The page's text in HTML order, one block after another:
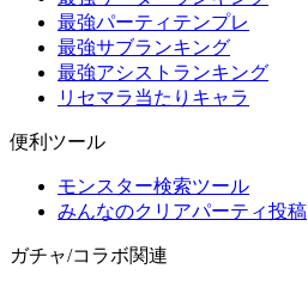
最強パーティテンプレ
最強サブランキング
最強アシストランキング
リセマラ当たりキャラ
便利ツール
モンスター検索ツール
みんなのクリアパーティ投稿
ガチャ/コラボ関連